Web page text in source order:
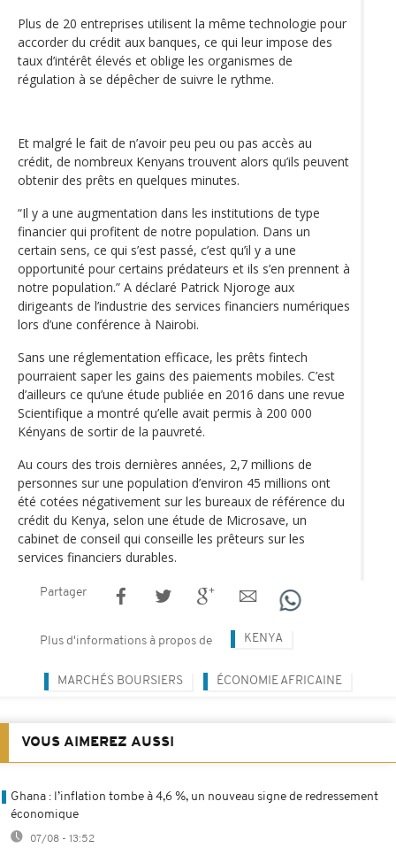
Plus de 20 entreprises utilisent la même technologie pour
accorder du crédit aux banques, ce qui leur impose des
taux d’intérêt élevés et oblige les organismes de
régulation à se dépêcher de suivre le rythme.
Et malgré le fait de n’avoir peu peu ou pas accès au
crédit, de nombreux Kenyans trouvent alors qu’ils peuvent
obtenir des prêts en quelques minutes.
“Il y a une augmentation dans les institutions de type
financier qui profitent de notre population. Dans un
certain sens, ce qui s’est passé, c’est qu’il y a une
opportunité pour certains prédateurs et ils s’en prennent à
notre population.” A déclaré Patrick Njoroge aux
dirigeants de l’industrie des services financiers numériques
lors d’une conférence à Nairobi.
Sans une réglementation efficace, les prêts fintech
pourraient saper les gains des paiements mobiles. C’est
d’ailleurs ce qu’une étude publiée en 2016 dans une revue
Scientifique a montré qu’elle avait permis à 200 000
Kényans de sortir de la pauvreté.
Au cours des trois dernières années, 2,7 millions de
personnes sur une population d’environ 45 millions ont
été cotées négativement sur les bureaux de référence du
crédit du Kenya, selon une étude de Microsave, un
cabinet de conseil qui conseille les prêteurs sur les
services financiers durables.
Partager
Plus d'informations à propos de KENYA
MARCHÉS BOURSIERS ÉCONOMIE AFRICAINE
VOUS AIMEREZ AUSSI
Ghana : l’inflation tombe à 4,6 %, un nouveau signe de redressement
économique
07/08 - 13:52